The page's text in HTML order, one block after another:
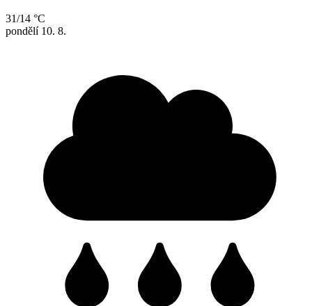
31/14 °C
pondělí 10. 8.